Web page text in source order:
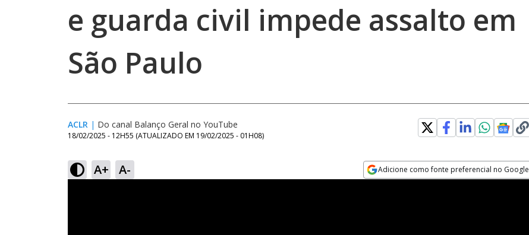
e guarda civil impede assalto em
São Paulo
ACLR | Do canal Balanço Geral no YouTube
18/02/2025 - 12H55 (ATUALIZADO EM 19/02/2025 - 01H08)
A+ A- Adicione como fonte preferencial no Google